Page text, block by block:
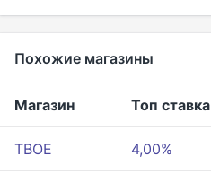
Похожие магазины
Магазин Топ ставка
ТВОЕ 4,00%